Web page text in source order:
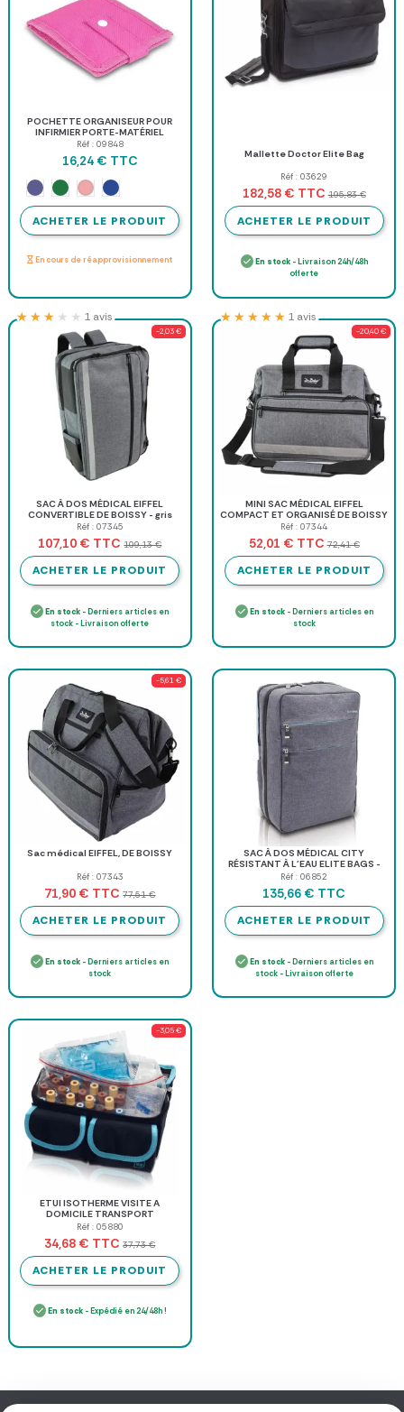
POCHETTE ORGANISEUR POUR
INFIRMIER PORTE-MATÉRIEL
COMPACT - format 2 x 15 x 12 cm
Réf : 09848
16,24 € TTC
Violet Vert Rose Bleu
ACHETER LE PRODUIT
En cours de réapprovisionnement
Mallette Doctor Elite Bag
Réf : 03629
182,58 € TTC 195,83 €
ACHETER LE PRODUIT
En stock- Livraison 24h/48h
offerte
-2,03 €
SAC À DOS MÉDICAL EIFFEL
CONVERTIBLE DE BOISSY - gris
chiné 19 à 25 l
Réf : 07345
★★★★★
★★★★★ 1 avis
107,10 € TTC 109,13 €
ACHETER LE PRODUIT
En stock - Derniers articles en
stock - Livraison offerte
-20,40 €
MINI SAC MÉDICAL EIFFEL
COMPACT ET ORGANISÉ DE BOISSY
- vendu vide
Réf : 07344
★★★★★
★★★★★ 1 avis
52,01 € TTC 72,41 €
ACHETER LE PRODUIT
En stock- Derniers articles en
stock
-5,61 €
Sac médical EIFFEL, DE BOISSY
Réf : 07343
71,90 € TTC 77,51 €
ACHETER LE PRODUIT
En stock - Derniers articles en
stock
SAC À DOS MÉDICAL CITY
RÉSISTANT À L'EAU ELITE BAGS -
sac à dos
Réf : 06852
135,66 € TTC
ACHETER LE PRODUIT
En stock- Derniers articles en
stock - Livraison offerte
-3,05 €
ETUI ISOTHERME VISITE A
DOMICILE TRANSPORT
PRÉLÈVEMENTS ELITE BAGS - 3,7 l
Réf : 05880
34,68 € TTC 37,73 €
ACHETER LE PRODUIT
En stock- Expédié en 24/48h !